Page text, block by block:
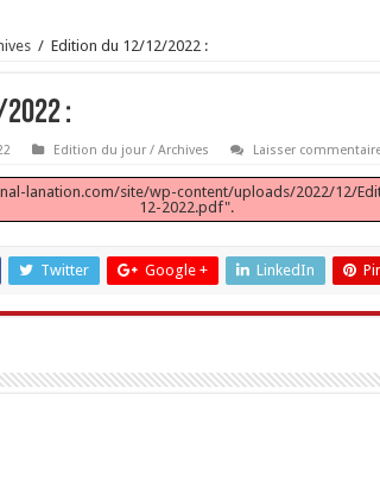
/ Edition du 12/12/2022 :
:
Edition du jour / Archives Laisser
lanation.com/site/wp-content/uploads/2022/12/
12-2022.pdf".
Twitter Google + LinkedIn